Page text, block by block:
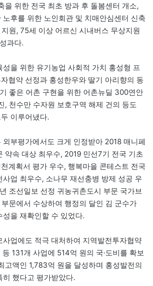
을 위한 전국 최초 방과 후 돌봄센터 개소,
노후를 위한 노인회관 및 치매안심센터 신축
원, 75세 이상 어르신 시내버스 무상지원
과다.
성을 위한 유기농업 사회적 가치 홍성형 프
협약 선정과 홍성한우와 딸기 아리향의 동
좋은 어촌 구현을 위한 어촌뉴딜 300연안
, 천수만 수자원 보호구역 해제 건의 등도
이루어냈다.
외부평가에서도 크게 인정받아 2018 매니페
약속 대상 최우수, 2019 민선7기 전국 기초
계획서 평가 우수, 행복마을 콘테스트 전국
사업 최우수, 소나무 재선충병 방제 성공 우
조선일보 선정 귀농귀촌도시 부문 국가브
문에서 수상하여 행정의 달인 김 군수가
성을 재확인할 수 있었다.
사업에도 적극 대처하여 지역발전투자협약
131개 사업에 514억 원의 국·도비를 확보
고액인 1,783억 원을 달성하며 홍성발전의
히 했다고 평가받았다.